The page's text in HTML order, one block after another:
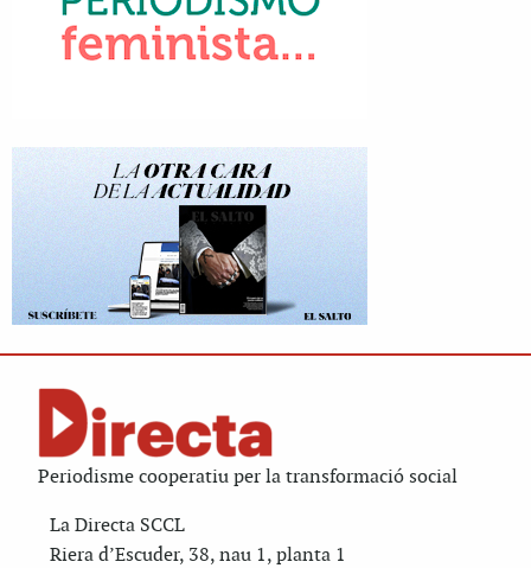
Periodisme cooperatiu per la transformació social
La Directa SCCL
Riera d’Escuder, 38, nau 1, planta 1